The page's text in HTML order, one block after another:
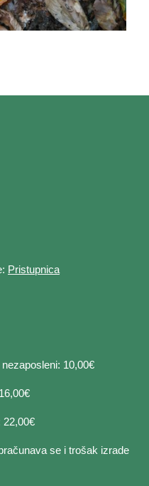
Pristupnica
10,00€
22,00€
se i trošak izrade